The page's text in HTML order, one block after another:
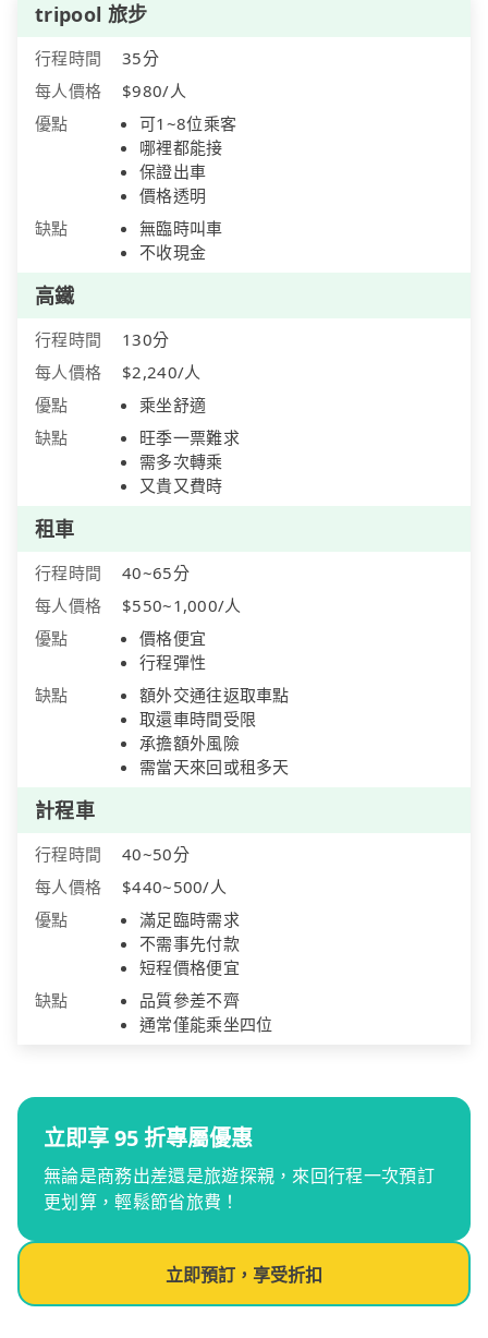
tripool 旅步
行程時間
35分
每人價格
$980/人
優點
可1~8位乘客
哪裡都能接
保證出車
價格透明
缺點
無臨時叫車
不收現金
高鐵
行程時間
130分
每人價格
$2,240/人
優點
乘坐舒適
缺點
旺季一票難求
需多次轉乘
又貴又費時
租車
行程時間
40~65分
每人價格
$550~1,000/人
優點
價格便宜
行程彈性
缺點
額外交通往返取車點
取還車時間受限
承擔額外風險
需當天來回或租多天
計程車
行程時間
40~50分
每人價格
$440~500/人
優點
滿足臨時需求
不需事先付款
短程價格便宜
缺點
品質參差不齊
通常僅能乘坐四位
立即享 95 折專屬優惠
無論是商務出差還是旅遊探親，來回行程一次預訂
更划算，輕鬆節省旅費！
立即預訂，享受折扣